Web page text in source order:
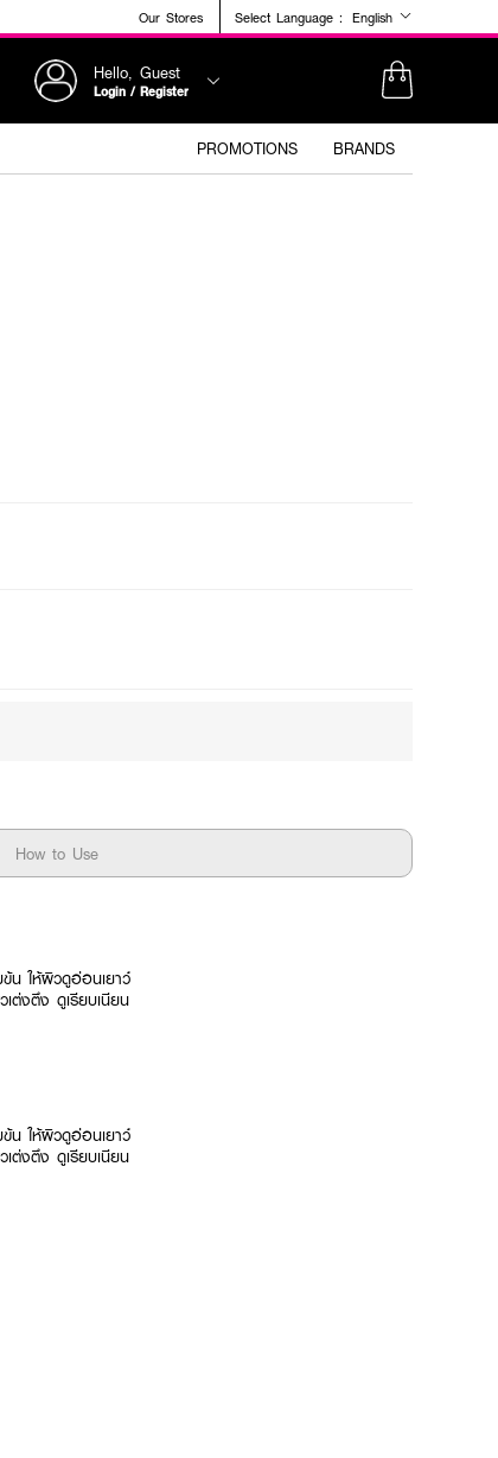
Our Stores Select Language : English
Hello, Guest
Login / Register
PROMOTIONS BRANDS
How to Use
น ให้ผิวดูอ่อนเยาว์
ต่งตึง ดูเรียบเนียน
น ให้ผิวดูอ่อนเยาว์
ต่งตึง ดูเรียบเนียน